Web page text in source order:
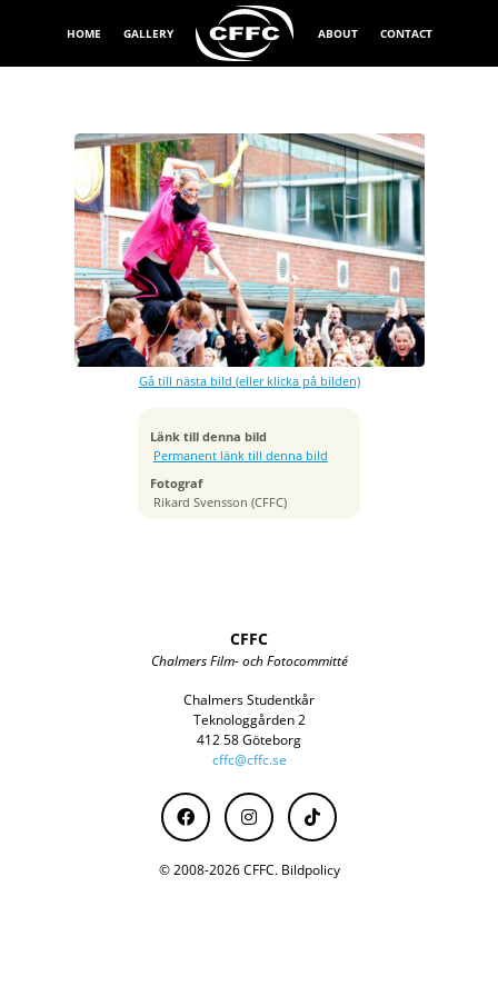
HOME GALLERY ABOUT CONTACT
Gå till nästa bild (eller klicka på bilden)
Länk till denna bild
Permanent länk till denna bild
Fotograf
Rikard Svensson (CFFC)
Exponeringstid
1/250 sek
Bländare
f/4.5
Kamera
Canon EOS-1Ds Mark III
Tagen
ISO
640
Brännvidd
115 mm
CFFC
Chalmers Film- och Fotocommitté
Chalmers Studentkår
Teknologgården 2
412 58 Göteborg
cffc@cffc.se
© 2008-2026 CFFC. Bildpolicy